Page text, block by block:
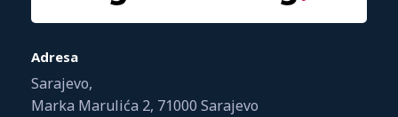
Adresa
Sarajevo,
Marka Marulića 2, 71000 Sarajevo